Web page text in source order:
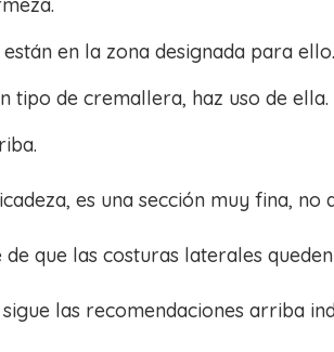
en la zona designada para ello.
tipo de cremallera, haz uso de ella.
es una sección muy fina, no
que las costuras laterales
las recomendaciones arriba